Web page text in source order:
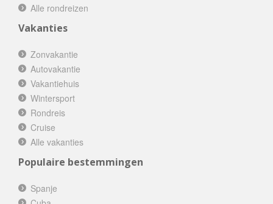
Alle rondreizen
Vakanties
Zonvakantie
Autovakantie
Vakantiehuis
Wintersport
Rondreis
Cruise
Alle vakanties
Populaire bestemmingen
Spanje